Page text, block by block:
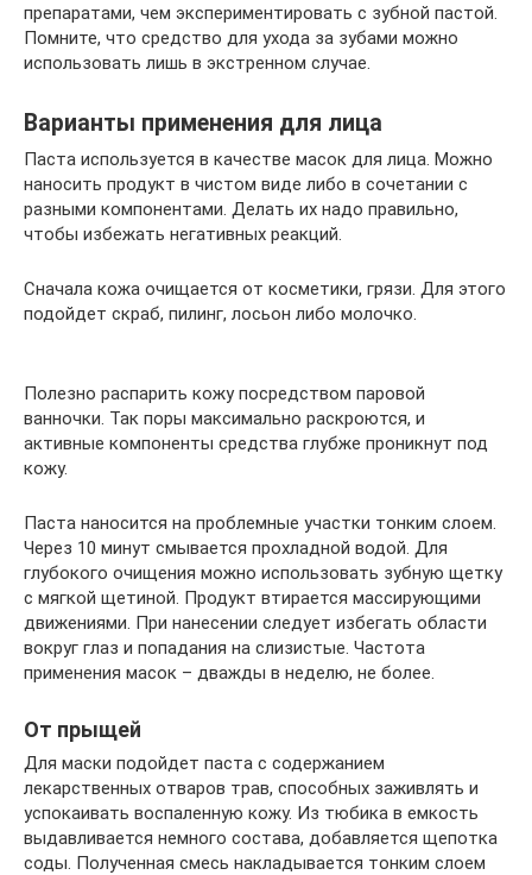
препаратами, чем экспериментировать с зубной пастой.
Помните, что средство для ухода за зубами можно
использовать лишь в экстренном случае.
Варианты применения для лица
Паста используется в качестве масок для лица. Можно
наносить продукт в чистом виде либо в сочетании с
разными компонентами. Делать их надо правильно,
чтобы избежать негативных реакций.
Сначала кожа очищается от косметики, грязи. Для этого
подойдет скраб, пилинг, лосьон либо молочко.
Полезно распарить кожу посредством паровой
ванночки. Так поры максимально раскроются, и
активные компоненты средства глубже проникнут под
кожу.
Паста наносится на проблемные участки тонким слоем.
Через 10 минут смывается прохладной водой. Для
глубокого очищения можно использовать зубную щетку
с мягкой щетиной. Продукт втирается массирующими
движениями. При нанесении следует избегать области
вокруг глаз и попадания на слизистые. Частота
применения масок – дважды в неделю, не более.
От прыщей
Для маски подойдет паста с содержанием
лекарственных отваров трав, способных заживлять и
успокаивать воспаленную кожу. Из тюбика в емкость
выдавливается немного состава, добавляется щепотка
соды. Полученная смесь накладывается тонким слоем